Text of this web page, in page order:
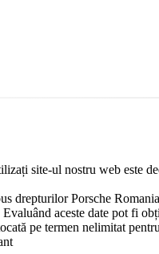
site-ul nostru web este
drepturilor Porsche
aceste date pot fi
pe termen nelimitat